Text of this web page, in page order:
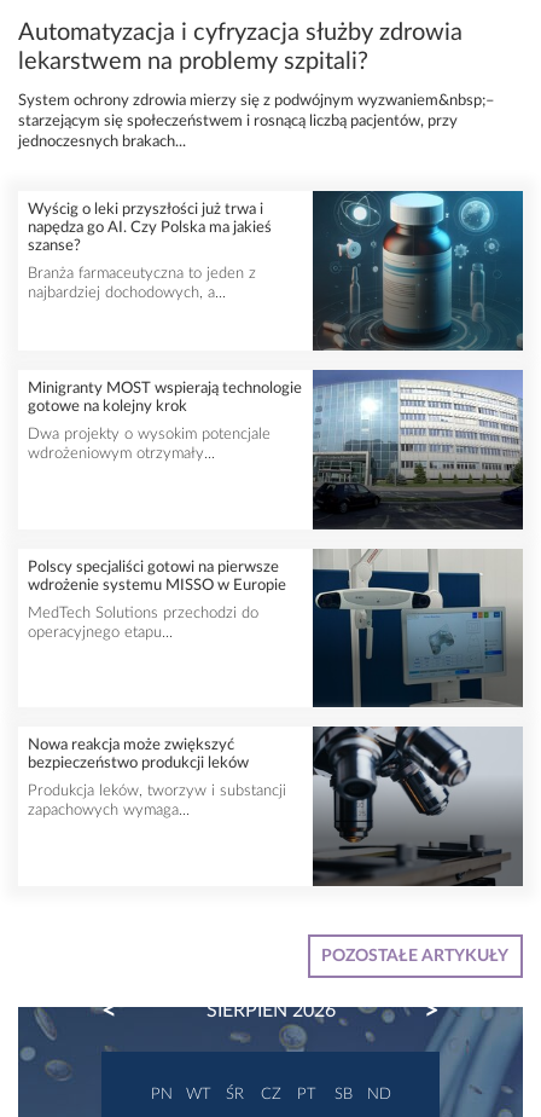
Automatyzacja i cyfryzacja służby zdrowia
lekarstwem na problemy szpitali?
System ochrony zdrowia mierzy się z podwójnym wyzwaniem&nbsp;–
starzejącym się społeczeństwem i rosnącą liczbą pacjentów, przy
jednoczesnych brakach...
Wyścig o leki przyszłości już trwa i
napędza go AI. Czy Polska ma jakieś
szanse?
Branża farmaceutyczna to jeden z
najbardziej dochodowych, a...
Minigranty MOST wspierają technologie
gotowe na kolejny krok
Dwa projekty o wysokim potencjale
wdrożeniowym otrzymały...
Polscy specjaliści gotowi na pierwsze
wdrożenie systemu MISSO w Europie
MedTech Solutions przechodzi do
operacyjnego etapu...
Nowa reakcja może zwiększyć
bezpieczeństwo produkcji leków
Produkcja leków, tworzyw i substancji
zapachowych wymaga...
POZOSTAŁE ARTYKUŁY
SIERPIEŃ 2026
PREVIOUS NEXT
PN WT ŚR CZ PT SB ND